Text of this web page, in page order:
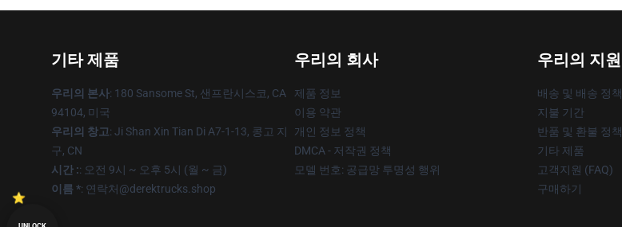
기타 제품
우리의 본사: 180 Sansome St, 샌프란시스코, CA
94104, 미국
우리의 창고: Ji Shan Xin Tian Di A7-1-13, 콩고 지
구, CN
시간 :: 오전 9시 ~ 오후 5시 (월 ~ 금)
이름 *: 연락처@derektrucks.shop
우리의 회사
제품 정보
이용 약관
개인 정보 정책
DMCA - 저작권 정책
모델 번호: 공급망 투명성 행위
우리의 지원
배송 및 배송 정책
지불 기간
반품 및 환불 정책
기타 제품
고객지원 (FAQ)
구매하기